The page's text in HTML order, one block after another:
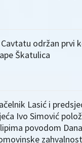
Cavtatu održan prvi
Škatulica
Lasić i
Ivo Simović
povodom